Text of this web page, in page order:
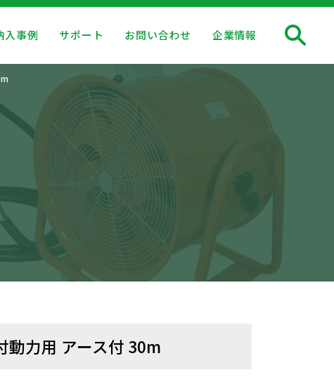
入事例 サポート お問い合わせ 企業情報
動力用 アース付 30m